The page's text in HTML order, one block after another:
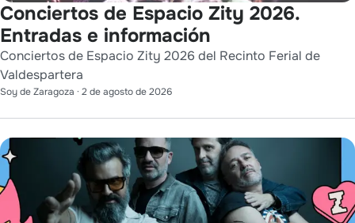
Conciertos de Espacio Zity 2026.
Entradas e información
Conciertos de Espacio Zity 2026 del Recinto Ferial de
Valdespartera
Soy de Zaragoza · 2 de agosto de 2026